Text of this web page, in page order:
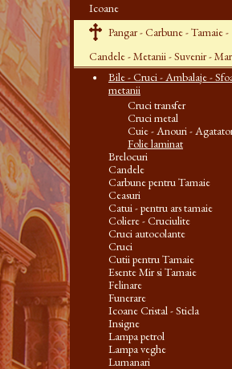
Icoane
Pangar - Carbune - Tamaie -
Candele - Metanii - Suvenir -
Bile - Cruci - Ambalaje -
metanii
Cruci transfer
Cruci metal
Cuie - Anouri -
Folie laminat
Brelocuri
Candele
Carbune pentru Tamaie
Ceasuri
Catui - pentru ars tamaie
Coliere - Cruciulite
Cruci autocolante
Cruci
Cutii pentru Tamaie
Esente Mir si Tamaie
Felinare
Funerare
Icoane Cristal - Sticla
Insigne
Lampa petrol
Lampa veghe
Lumanari